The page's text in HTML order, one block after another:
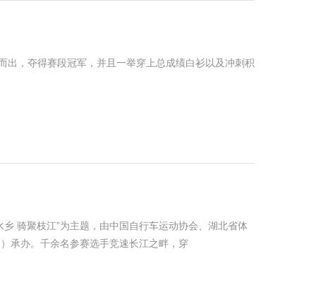
，夺得赛段冠军，并且一举穿上总成绩白衫以及冲刺积
骑聚枝江”为主题，由中国自行车运动协会、湖北省体
承办。千余名参赛选手竞速长江之畔，穿